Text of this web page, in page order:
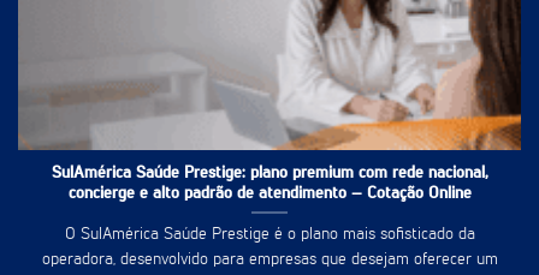
SulAmérica Saúde Prestige: plano premium com rede nacional,
concierge e alto padrão de atendimento – Cotação Online
O SulAmérica Saúde Prestige é o plano mais sofisticado da
operadora, desenvolvido para empresas que desejam oferecer um